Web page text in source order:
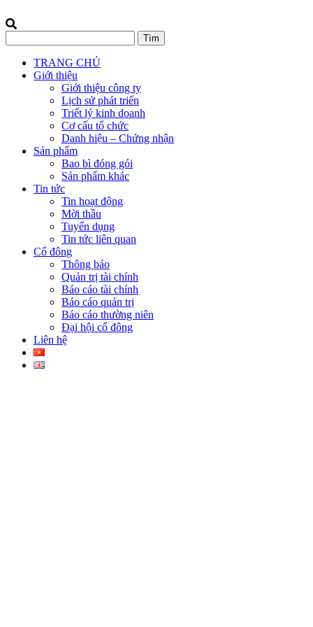
TRANG CHỦ
Giới thiệu
Giới thiệu công ty
Lịch sử phát triển
Triết lý kinh doanh
Cơ cấu tổ chức
Danh hiệu – Chứng nhận
Sản phẩm
Bao bì đóng gói
Sản phẩm khác
Tin tức
Tin hoạt động
Mời thầu
Tuyển dụng
Tin tức liên quan
Cổ đông
Thông báo
Quản trị tài chính
Báo cáo tài chính
Báo cáo quản trị
Báo cáo thường niên
Đại hội cổ đông
Liên hệ